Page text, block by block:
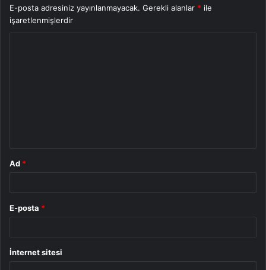
E-posta adresiniz yayınlanmayacak. Gerekli alanlar * ile
işaretlenmişlerdir
Ad *
E-posta *
İnternet sitesi